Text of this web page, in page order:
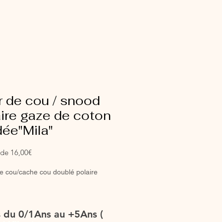
de cou / snood
gaze de coton
16,00€Prix
cou/cache cou doublé polaire
ou en double gaze (que vous
du 0/1Ans au +5Ans (